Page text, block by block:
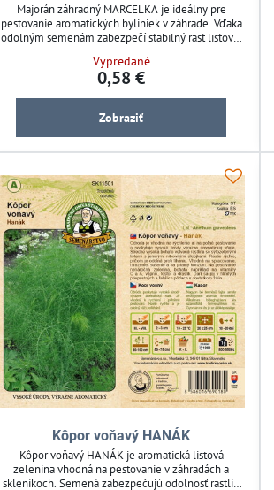
Majorán záhradný MARCELKA je ideálny pre
pestovanie aromatických byliniek v záhrade. Vďaka
odolným semenám zabezpečí stabilný rast listovej
Pestujte ho v záhonoch alebo skleníkoch pre
čerstvé a zdravé bylinky.
Vypredané
0,58 €
Zobraziť
Kôpor voňavý HANÁK
Kôpor voňavý HANÁK je aromatická listová
zelenina vhodná na pestovanie v záhradách a
skleníkoch. Semená zabezpečujú odolnosť rastlín